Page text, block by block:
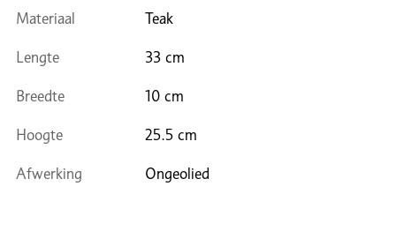
Materiaal Teak
Lengte 33 cm
Breedte 10 cm
Hoogte 25.5 cm
Afwerking Ongeolied